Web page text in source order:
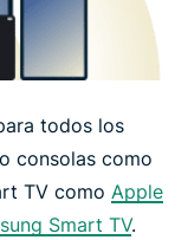
todos los
consolas como
TV como Apple
Smart TV.